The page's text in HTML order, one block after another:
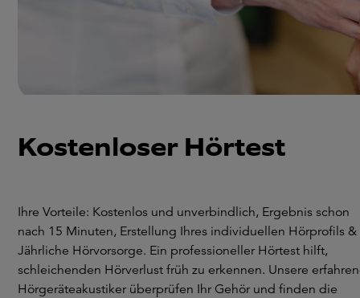
Kostenloser Hörtest
Ihre Vorteile: Kostenlos und unverbindlich, Ergebnis schon
nach 15 Minuten, Erstellung Ihres individuellen Hörprofils &
Jährliche Hörvorsorge. Ein professioneller Hörtest hilft,
schleichenden Hörverlust früh zu erkennen. Unsere
Hörgeräteakustiker überprüfen Ihr Gehör und finden die